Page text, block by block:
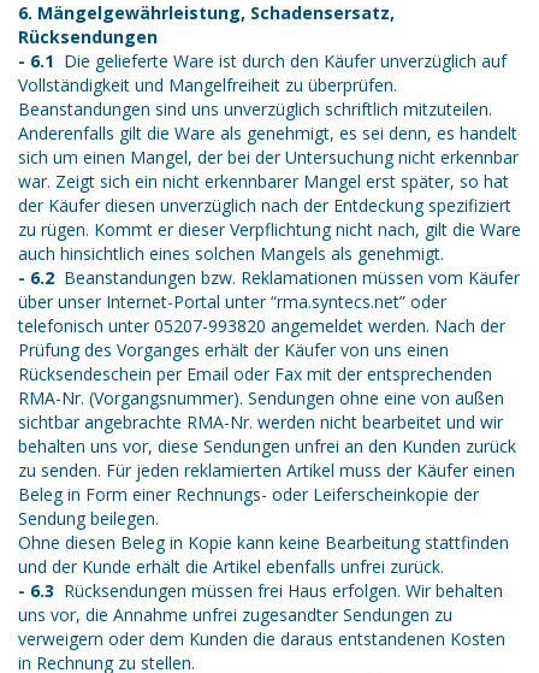
6. Mängelgewährleistung, Schadensersatz,
Rücksendungen
- 6.1 Die gelieferte Ware ist durch den Käufer unverzüglich auf
Vollständigkeit und Mangelfreiheit zu überprüfen.
Beanstandungen sind uns unverzüglich schriftlich mitzuteilen.
Anderenfalls gilt die Ware als genehmigt, es sei denn, es handelt
sich um einen Mangel, der bei der Untersuchung nicht erkennbar
war. Zeigt sich ein nicht erkennbarer Mangel erst später, so hat
der Käufer diesen unverzüglich nach der Entdeckung spezifiziert
zu rügen. Kommt er dieser Verpflichtung nicht nach, gilt die Ware
auch hinsichtlich eines solchen Mangels als genehmigt.
- 6.2 Beanstandungen bzw. Reklamationen müssen vom Käufer
über unser Internet-Portal unter “rma.syntecs.net” oder
telefonisch unter 05207-993820 angemeldet werden. Nach der
Prüfung des Vorganges erhält der Käufer von uns einen
Rücksendeschein per Email oder Fax mit der entsprechenden
RMA-Nr. (Vorgangsnummer). Sendungen ohne eine von außen
sichtbar angebrachte RMA-Nr. werden nicht bearbeitet und wir
behalten uns vor, diese Sendungen unfrei an den Kunden zurück
zu senden. Für jeden reklamierten Artikel muss der Käufer einen
Beleg in Form einer Rechnungs- oder Leiferscheinkopie der
Sendung beilegen.
Ohne diesen Beleg in Kopie kann keine Bearbeitung stattfinden
und der Kunde erhält die Artikel ebenfalls unfrei zurück.
- 6.3 Rücksendungen müssen frei Haus erfolgen. Wir behalten
uns vor, die Annahme unfrei zugesandter Sendungen zu
verweigern oder dem Kunden die daraus entstandenen Kosten
in Rechnung zu stellen.